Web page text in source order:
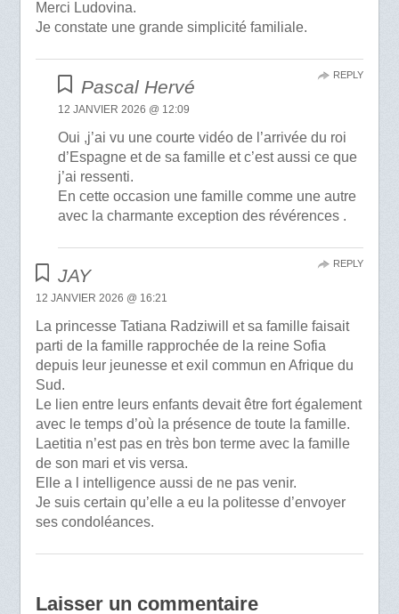
Merci Ludovina.
Je constate une grande simplicité familiale.
Pascal Hervé
12 JANVIER 2026 @ 12:09
Oui ,j’ai vu une courte vidéo de l’arrivée du roi
d’Espagne et de sa famille et c’est aussi ce que
j’ai ressenti.
En cette occasion une famille comme une autre
avec la charmante exception des révérences .
REPLY
JAY
12 JANVIER 2026 @ 16:21
La princesse Tatiana Radziwill et sa famille faisait
parti de la famille rapprochée de la reine Sofia
depuis leur jeunesse et exil commun en Afrique du
Sud.
Le lien entre leurs enfants devait être fort également
avec le temps d’où la présence de toute la famille.
Laetitia n’est pas en très bon terme avec la famille
de son mari et vis versa.
Elle a l intelligence aussi de ne pas venir.
Je suis certain qu’elle a eu la politesse d’envoyer
ses condoléances.
REPLY
Laisser un commentaire